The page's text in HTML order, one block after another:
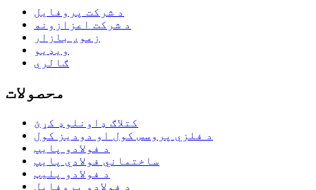
د شرکت پروفایل
د شرکت اعزازونه
زموږ بازار
ویډیو
ګالري
محصولات
کتلاګ ډاونلوډ کړئ
د فلزي پروسس کول او دودیز کول
د فولادو پایپ
ساختماني فولادي پایپ
د فولادو پلیټ
د فولادو پروفایل